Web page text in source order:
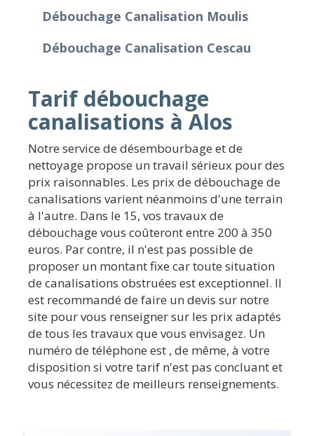
Débouchage Canalisation Moulis
Débouchage Canalisation Cescau
Tarif débouchage
canalisations à Alos
Notre service de désembourbage et de
nettoyage propose un travail sérieux pour des
prix raisonnables. Les prix de débouchage de
canalisations varient néanmoins d'une terrain
à l'autre. Dans le 15, vos travaux de
débouchage vous coûteront entre 200 à 350
euros. Par contre, il n'est pas possible de
proposer un montant fixe car toute situation
de canalisations obstruées est exceptionnel. Il
est recommandé de faire un devis sur notre
site pour vous renseigner sur les prix adaptés
de tous les travaux que vous envisagez. Un
numéro de téléphone est , de même, à votre
disposition si votre tarif n'est pas concluant et
vous nécessitez de meilleurs renseignements.